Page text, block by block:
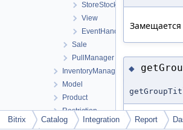
StoreStock
View
EventHandler
Sale
PullManager
InventoryManagement
Model
Product
Restriction
RestView
Замещается
◆
Bitrix Catalog Integration Report